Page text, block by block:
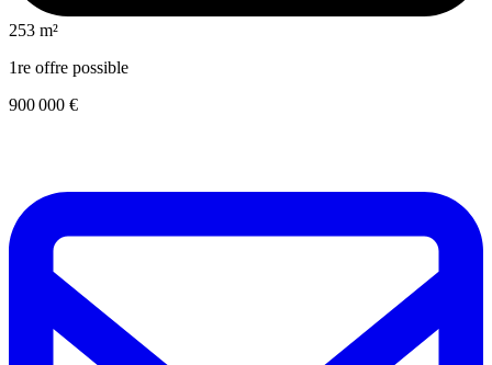
253 m²
1re offre possible
900 000 €